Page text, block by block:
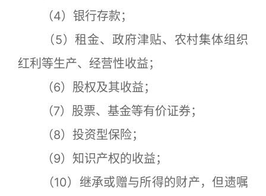
（4）银行存款；
（5）租金、政府津贴、农村集体组织
红利等生产、经营性收益；
（6）股权及其收益；
（7）股票、基金等有价证券；
（8）投资型保险；
（9）知识产权的收益；
（10）继承或赠与所得的财产，但遗嘱